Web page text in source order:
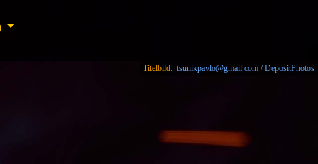
Titelbild: tsunikpavlo@gmail.com / DepositPhotos